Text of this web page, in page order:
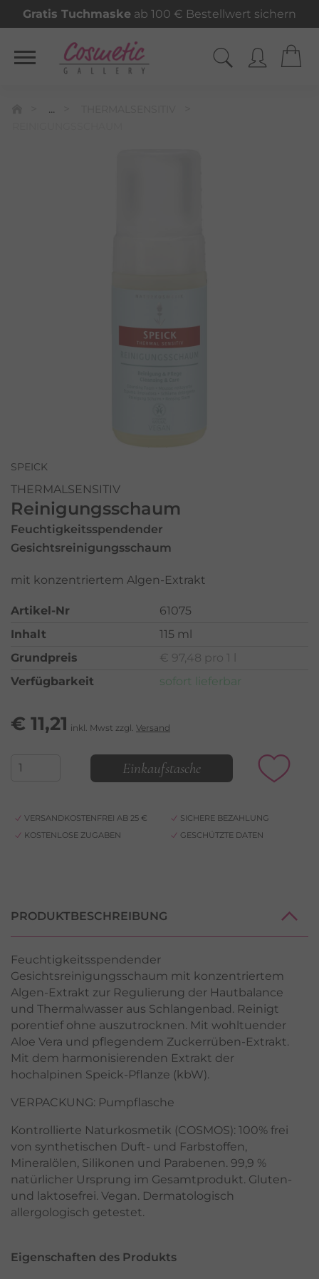
Gratis Tuchmaske ab 100 € Bestellwert sichern
...
SPEICK
THERMALSENSITIV
Reinigungsschaum
Feuchtigkeitsspendender
Gesichtsreinigungsschaum
mit konzentriertem Algen-Extrakt
Artikel-Nr
61075
Inhalt
115 ml
Grundpreis
€ 97,48 pro 1 l
Verfügbarkeit
sofort lieferbar
€ 11,21 inkl. Mwst zzgl. Versand
Einkaufstasche
VERSANDKOSTENFREI AB 25 €
SICHERE BEZAHLUNG
KOSTENLOSE ZUGABEN
GESCHÜTZTE DATEN
PRODUKTBESCHREIBUNG
Feuchtigkeitsspendender
Gesichtsreinigungsschaum mit konzentriertem
Algen-Extrakt zur Regulierung der Hautbalance
und Thermalwasser aus Schlangenbad. Reinigt
porentief ohne auszutrocknen. Mit wohltuender
Aloe Vera und pflegendem Zuckerrüben-Extrakt.
Mit dem harmonisierenden Extrakt der
hochalpinen Speick-Pflanze (kbW).
VERPACKUNG: Pumpflasche
Kontrollierte Naturkosmetik (COSMOS): 100% frei
von synthetischen Duft- und Farbstoffen,
Mineralölen, Silikonen und Parabenen. 99,9 %
natürlicher Ursprung im Gesamtprodukt. Gluten-
und laktosefrei. Vegan. Dermatologisch
allergologisch getestet.
Eigenschaften des Produkts